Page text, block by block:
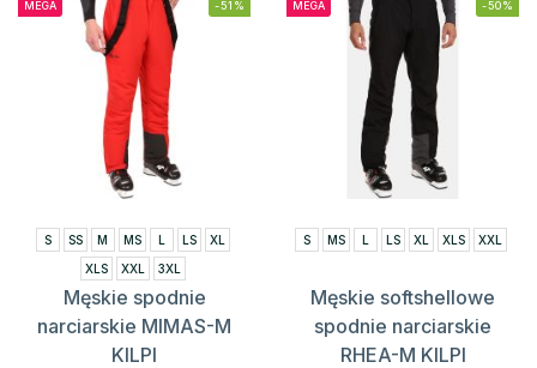
MEGA -51%
S SS M MS L LS
XL
XLS
XXL 3XL
Męskie spodnie
narciarskie MIMAS-M
KILPI
MEGA -50%
S MS L LS XL XLS XXL
Męskie softshellowe
spodnie narciarskie
RHEA-M KILPI